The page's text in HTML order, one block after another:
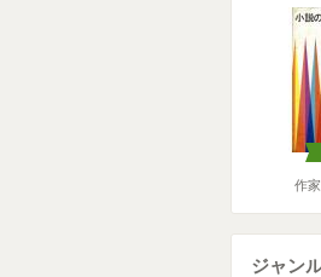
作家
ジャン